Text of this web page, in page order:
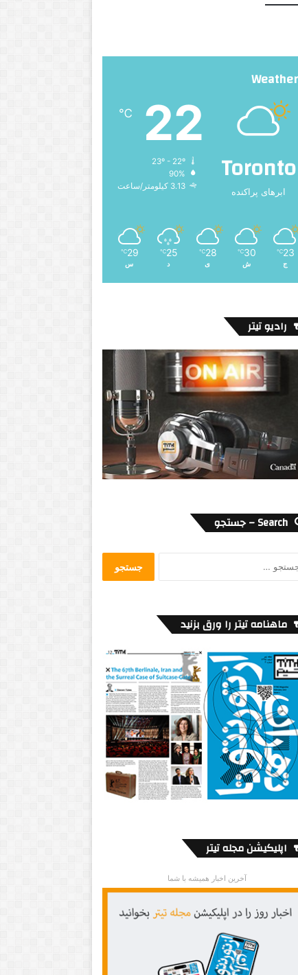
Weather
Toronto
ابرهای پراکنده
22
℃
90%
3.13 کیلومتر/ساعت
23
℃
ج
30
℃
ش
28
℃
ی
25
℃
د
29
℃
س
رادیو تیتر
Search – جستجو
برای:
ماهنامه تیتر را ورق بزنید
اپلیکیشن مجله تیتر
آخرین اخبار همیشه با شما